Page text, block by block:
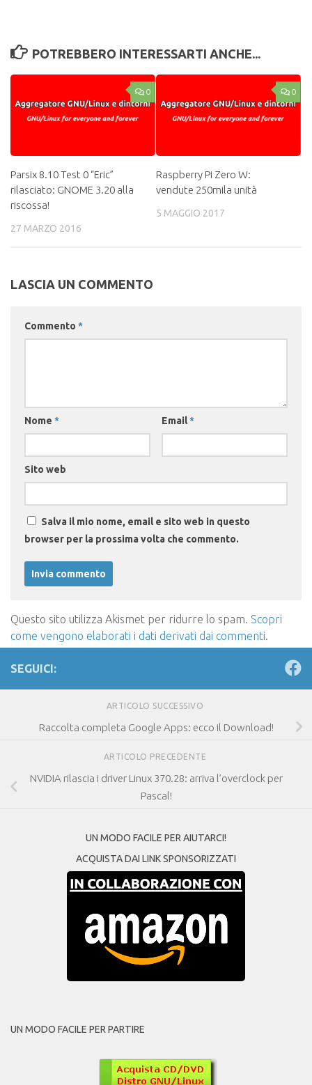
POTREBBERO INTERESSARTI ANCHE...
0
Parsix 8.10 Test 0 “Eric”
rilasciato: GNOME 3.20 alla
riscossa!
27 MARZO 2016
0
Raspberry Pi Zero W:
vendute 250mila unità
5 MAGGIO 2017
LASCIA UN COMMENTO
Commento *
Nome * Email*
Sito web
Salva il mio nome, email e sito web in questo
browser per la prossima volta che commento.
Questo sito utilizza Akismet per ridurre lo spam. Scopri
come vengono elaborati i dati derivati dai commenti.
SEGUICI:
ARTICOLO SUCCESSIVO
Raccolta completa Google Apps: ecco il Download!
ARTICOLO PRECEDENTE
NVIDIA rilascia i driver Linux 370.28: arriva l’overclock per
Pascal!
UN MODO FACILE PER AIUTARCI!
ACQUISTA DAI LINK SPONSORIZZATI
UN MODO FACILE PER PARTIRE